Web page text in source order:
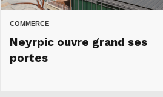
COMMERCE
Neyrpic ouvre grand ses
portes